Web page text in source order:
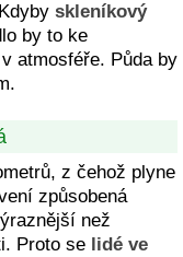
skleníkový
by to ke
atmosféře. Půda by
z čehož plyne
způsobená
než
Proto se lidé ve